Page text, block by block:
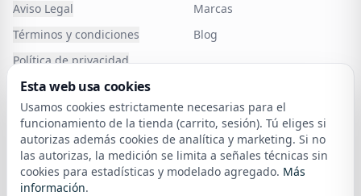
Aviso Legal
Términos y condiciones
Política de privacidad
Política de Cookies
Cancelar o devolver un
pedido
Política de devoluciones
Financia tu compra
Marcas
Blog
Atención al cliente
Esta web usa cookies
Usamos cookies estrictamente necesarias para el
funcionamiento de la tienda (carrito, sesión). Tú eliges si
autorizas además cookies de analítica y marketing. Si no
las autorizas, la medición se limita a señales técnicas sin
cookies para estadísticas y modelado agregado. Más
informaciónsobre nuestra política de cookies
.